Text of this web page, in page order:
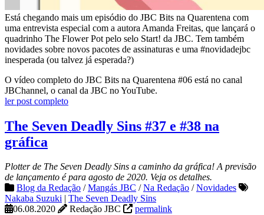
Está chegando mais um episódio do JBC Bits na Quarentena com
uma entrevista especial com a autora Amanda Freitas, que lançará o
quadrinho The Flower Pot pelo selo Start! da JBC. Tem também
novidades sobre novos pacotes de assinaturas e uma #novidadejbc
inesperada (ou talvez já esperada?)
O vídeo completo do JBC Bits na Quarentena #06 está no canal
JBChannel, o canal da JBC no YouTube.
ler post completo
The Seven Deadly Sins #37 e #38 na
gráfica
Plotter de The Seven Deadly Sins a caminho da gráfica! A previsão
de lançamento é para agosto de 2020. Veja os detalhes.
Blog da Redação /Mangás JBC /Na Redação /Novidades
Nakaba Suzuki
The Seven Deadly Sins
06.08.2020
Redação JBC permalink